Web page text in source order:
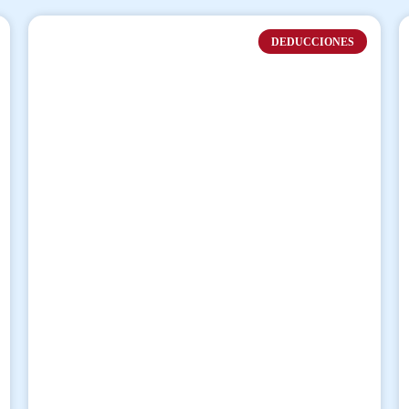
DEDUCCIONES